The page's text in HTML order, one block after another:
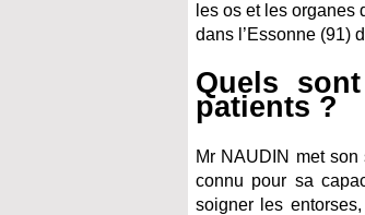
les os et les organes
dans l’Essonne (91)
Quels
patients ?
Mr NAUDIN met
connu pour sa
soigner les